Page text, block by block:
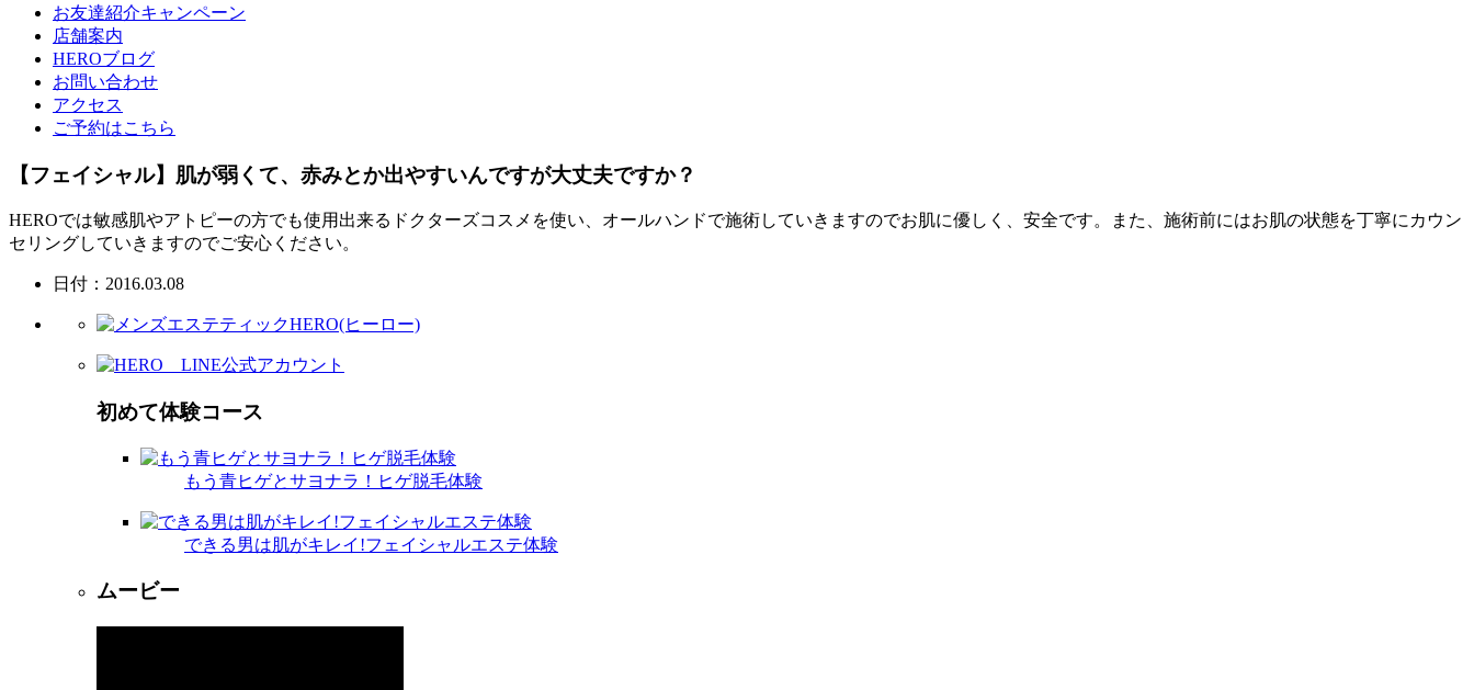
お友達紹介キャンペーン
店舗案内
HEROブログ
お問い合わせ
アクセス
ご予約はこちら
【フェイシャル】肌が弱くて、赤みとか出やすいんですが大丈夫ですか？
HEROでは敏感肌やアトピーの方でも使用出来るドクターズコスメを使い、オールハンドで施術していきますのでお肌に優しく、安全です。また、施術前にはお肌の状態を丁寧にカウン
セリングしていきますのでご安心ください。
日付：2016.03.08
初めて体験コース
もう青ヒゲとサヨナラ！ヒゲ脱毛体験
できる男は肌がキレイ!フェイシャルエステ体験
ムービー